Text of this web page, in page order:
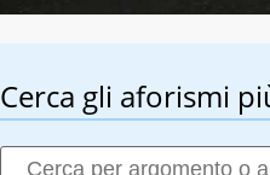
Cerca gli aforismi